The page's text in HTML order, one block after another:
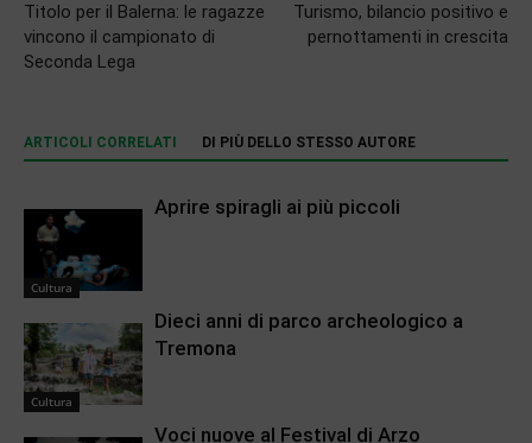
Titolo per il Balerna: le ragazze
vincono il campionato di
Seconda Lega
Turismo, bilancio positivo e
pernottamenti in crescita
ARTICOLI CORRELATI DI PIÙ DELLO STESSO AUTORE
Cultura
Aprire spiragli ai più piccoli
Cultura
Dieci anni di parco archeologico a
Tremona
Voci nuove al Festival di Arzo